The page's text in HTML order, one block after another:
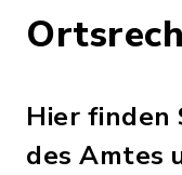
Hier finden
des Amtes